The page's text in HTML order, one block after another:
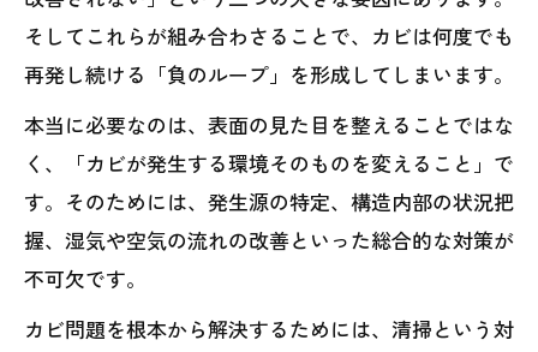
そしてこれらが組み合わさることで、カビは何度でも
再発し続ける「負のループ」を形成してしまいます。
本当に必要なのは、表面の見た目を整えることではな
く、「カビが発生する環境そのものを変えること」で
す。そのためには、発生源の特定、構造内部の状況把
握、湿気や空気の流れの改善といった総合的な対策が
不可欠です。
カビ問題を根本から解決するためには、清掃という対